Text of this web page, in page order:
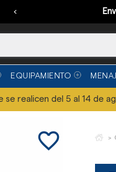
‹
EQUIPAMIENTO
se realicen del 5 al 14 de
favorite_border